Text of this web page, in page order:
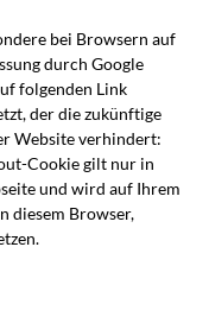
bei Browsern auf
durch Google
folgenden Link
der die zukünftige
Website verhindert:
Cookie gilt nur in
und wird auf Ihrem
diesem Browser,